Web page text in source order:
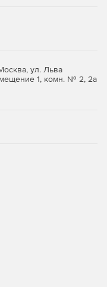
ул. Льва
1, комн. № 2, 2а